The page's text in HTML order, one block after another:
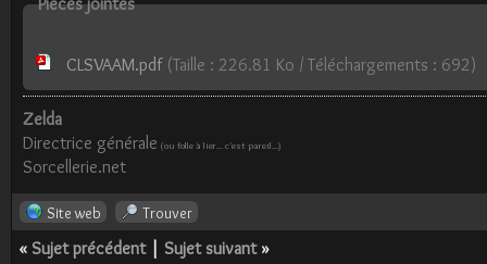
CLSVAAM.pdf(Taille : 226.81 Ko / Téléchargements : 692)
Zelda
Directrice générale (ou folle à lier... c'est pareil...)
Sorcellerie.net
Site web Trouver
« Sujet précédent| Sujet suivant»